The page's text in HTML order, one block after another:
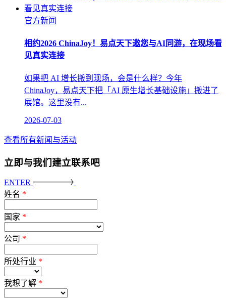
官方新闻
相约2026 ChinaJoy！易点天下邀您与AI同游，在现场看
见真实连接
如果把 AI 增长搬到现场，会是什么样？今年
ChinaJoy，易点天下把「AI 原生增长基础设施」搬进了
展馆。这里没有...
2026-07-03
查看所有新闻与活动
立即与我们建立联系吧
ENTER
姓名 *
国家 *
公司 *
所处行业 *
我想了解 *